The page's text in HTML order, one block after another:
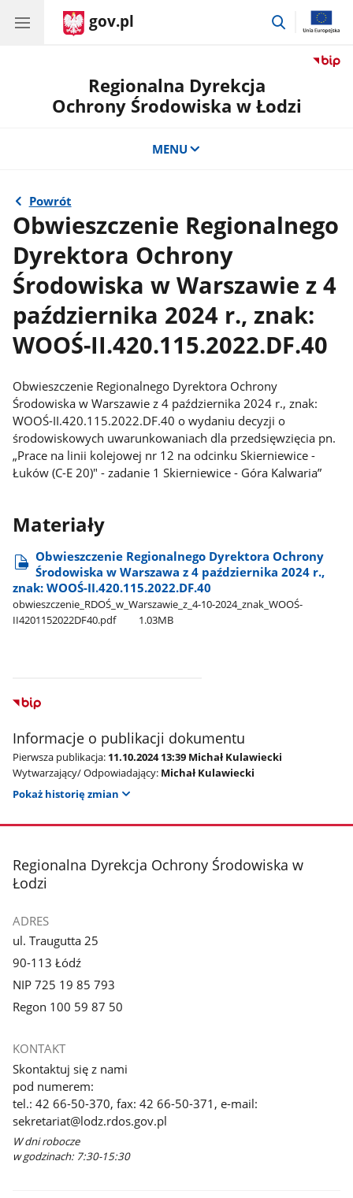
gov.pl
przejdź
Regionalna Dyrekcja
Ochrony Środowiska w Łodzi
MENU
Powrót
Obwieszczenie Regionalnego
Dyrektora Ochrony
Środowiska w Warszawie z 4
października 2024 r., znak:
WOOŚ-II.420.115.2022.DF.40
Obwieszczenie Regionalnego Dyrektora Ochrony
Środowiska w Warszawie z 4 października 2024 r., znak:
WOOŚ-II.420.115.2022.DF.40 o wydaniu decyzji o
środowiskowych uwarunkowaniach dla przedsięwzięcia pn.
„Prace na linii kolejowej nr 12 na odcinku Skierniewice -
Łuków (C-E 20)" - zadanie 1 Skierniewice - Góra Kalwaria”
Materiały
Obwieszczenie Regionalnego Dyrektora Ochrony
Środowiska w Warszawa z 4 października 2024 r.,
znak: WOOŚ-II.420.115.2022.DF.40
obwieszczenie​_RDOŚ​_w​_Warszawie​_z​_4-10-2024​_znak​_WOOŚ-
II4201152022DF40.pdf
1.03MB
Informacje o publikacji dokumentu
Pierwsza publikacja: 11.10.2024 13:39 Michał Kulawiecki
Wytwarzający/ Odpowiadający: Michał Kulawiecki
Pokaż historię zmian
stopka
Regionalna Dyrekcja Ochrony Środowiska w
Łodzi
ADRES
ul. Traugutta 25
90-113 Łódź
NIP 725 19 85 793
Regon 100 59 87 50
KONTAKT
Skontaktuj się z nami
pod numerem:
tel.: 42 66-50-370, fax: 42 66-50-371, e-mail:
sekretariat@lodz.rdos.gov.pl
W dni robocze
w godzinach: 7:30-15:30